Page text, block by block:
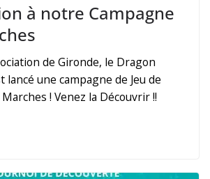
à notre Campagne
de Gironde, le Dragon
lancé une campagne de Jeu de
! Venez la Découvrir !!